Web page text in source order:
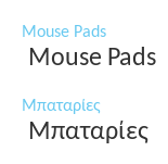
Mouse Pads
Mouse Pads
Μπαταρίες
Μπαταρίες